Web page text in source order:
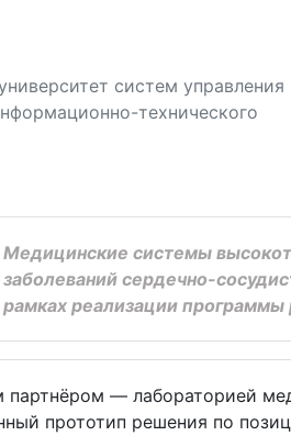
систем управления
технического
Медицинские системы
заболеваний сердечно-
рамках реализации
— лабораторией
прототип решения по